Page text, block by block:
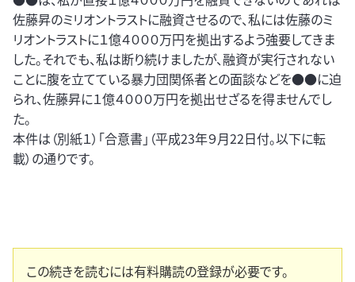
佐藤昇のミリオントラストに融資させるので、私には佐藤のミ
リオントラストに１億４０００万円を拠出するよう強要してきま
した。それでも、私は断り続けましたが、融資が実行されない
ことに腹を立てている暴力団関係者との面談などを●●に迫
られ、佐藤昇に１億４０００万円を拠出せざるを得ませんでし
た。
本件は（別紙１）「合意書」（平成23年９月22日付。以下に転
載）の通りです。
この続きを読むには有料購読の登録が必要です。